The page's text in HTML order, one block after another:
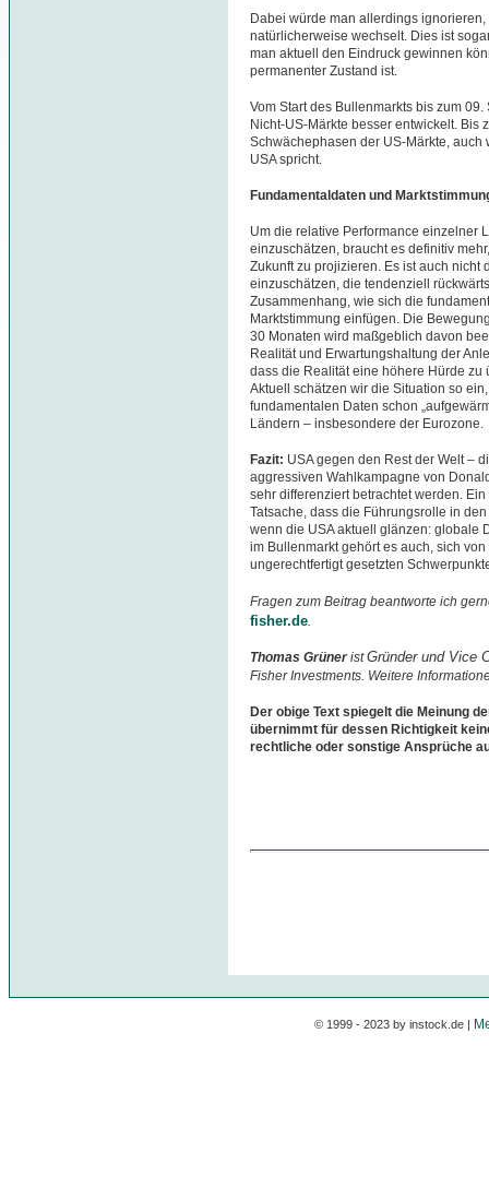
Dabei würde man allerdings
natürlicherweise wechselt. Dies ist
man aktuell den Eindruck gewinnen
permanenter Zustand ist.
Vom Start des Bullenmarkts bis zum
Nicht-US-Märkte besser entwickelt. Bis
Schwächephasen der US-Märkte,
USA spricht.
Fundamentaldaten und
Um die relative Performance einzelner
einzuschätzen, braucht es definitiv
Zukunft zu projizieren. Es ist auch nicht
einzuschätzen, die tendenziell
Zusammenhang, wie sich die
Marktstimmung einfügen. Die
30 Monaten wird maßgeblich davon
Realität und Erwartungshaltung der
dass die Realität eine höhere Hürde
Aktuell schätzen wir die Situation so
fundamentalen Daten schon
Ländern – insbesondere der Eurozone.
Fazit: USA gegen den Rest der Welt –
aggressiven Wahlkampagne von
sehr differenziert betrachtet werden.
Tatsache, dass die Führungsrolle in
wenn die USA aktuell glänzen: globale
im Bullenmarkt gehört es auch, sich
ungerechtfertigt gesetzten
Fragen zum Beitrag beantworte ich
fisher.de
Thomas GrüneristGründer und Vice
Fisher Investments. Weitere
Der obige Text spiegelt die Meinung
übernimmt für dessen Richtigkeit
rechtliche oder sonstige Ansprüche
© 1999 - 2023 by instock.de |